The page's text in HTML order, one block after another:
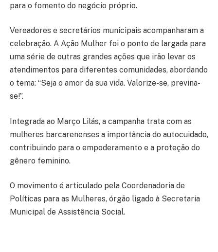
para o fomento do negócio próprio.
Vereadores e secretários municipais acompanharam a
celebração. A Ação Mulher foi o ponto de largada para
uma série de outras grandes ações que irão levar os
atendimentos para diferentes comunidades, abordando
o tema: “Seja o amor da sua vida. Valorize-se, previna-
se!”.
Integrada ao Março Lilás, a campanha trata com as
mulheres barcarenenses a importância do autocuidado,
contribuindo para o empoderamento e a proteção do
gênero feminino.
O movimento é articulado pela Coordenadoria de
Políticas para as Mulheres, órgão ligado à Secretaria
Municipal de Assistência Social.